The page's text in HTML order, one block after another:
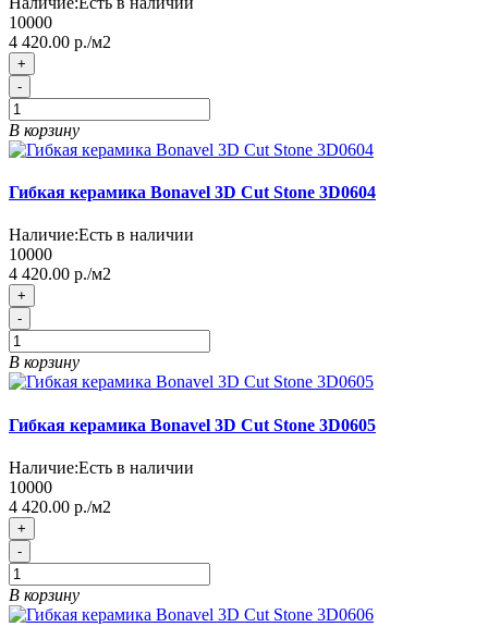
10000
4 420.00 р./м2
+
-
В корзину
Гибкая керамика Bonavel 3D Cut Stone 3D0604
Наличие:Есть в наличии
10000
4 420.00 р./м2
+
-
В корзину
Гибкая керамика Bonavel 3D Cut Stone 3D0605
Наличие:Есть в наличии
10000
4 420.00 р./м2
+
-
В корзину